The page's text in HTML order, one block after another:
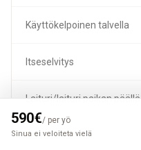
Käyttökelpoinen talvella
Itseselvitys
Laituri/laituri paikan päällä
Sauna
590€/ per yö
Sinua ei veloiteta vielä